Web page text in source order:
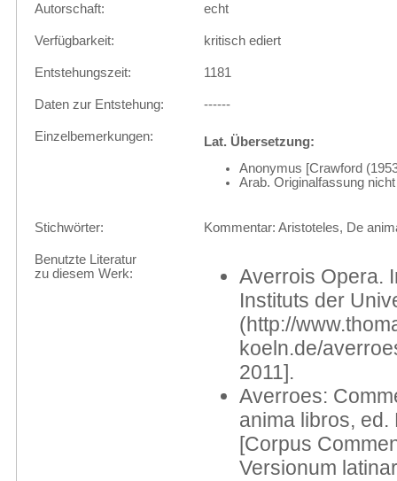
Autorschaft: echt
Verfügbarkeit: kritisch ediert
Entstehungszeit: 1181
Daten zur Entstehung: ------
Einzelbemerkungen:
Lat. Übersetzung:
Anonymus [Crawford
Arab. Originalfassung
Stichwörter: Kommentar: Aristoteles, De
Benutzte Literatur
zu diesem Werk:
Averrois Opera.
Instituts der
(http://
koeln.de/
2011].
Averroes:
anima libros, ed.
[Corpus
Versionum